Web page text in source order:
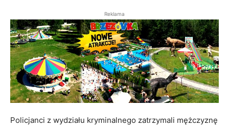
Reklama
Policjanci z wydziału kryminalnego zatrzymali mężczyznę